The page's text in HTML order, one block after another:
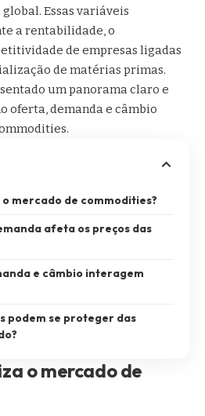
Essas variáveis
a rentabilidade, o
de empresas ligadas
de matérias primas.
um panorama claro e
oferta, demanda e câmbio
mercado de commodities?
afeta os preços das
e câmbio interagem
podem se proteger das
o mercado de